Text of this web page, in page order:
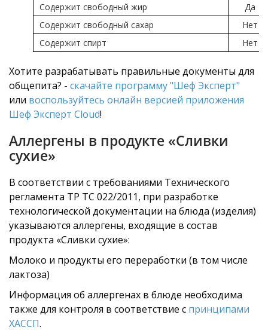
Содержит свободный жир
Да
Содержит свободный сахар
Нет
Содержит спирт
Нет
Хотите разрабатывать правильные документы для
общепита? - скачайте программу "Шеф Эксперт"
или воспользуйтесь онлайн версией приложения
Шеф Эксперт Cloud!
Аллергены в продукте «Сливки
сухие»
В соответствии с требованиями Технического
регламента ТР ТС 022/2011, при разработке
технологической документации на блюда (изделия)
указываются аллергены, входящие в состав
продукта «Сливки сухие»:
Молоко и продукты его переработки (в том числе
лактоза)
Информация об аллергенах в блюде необходима
также для контроля в соответствие с принципами
ХАССП.